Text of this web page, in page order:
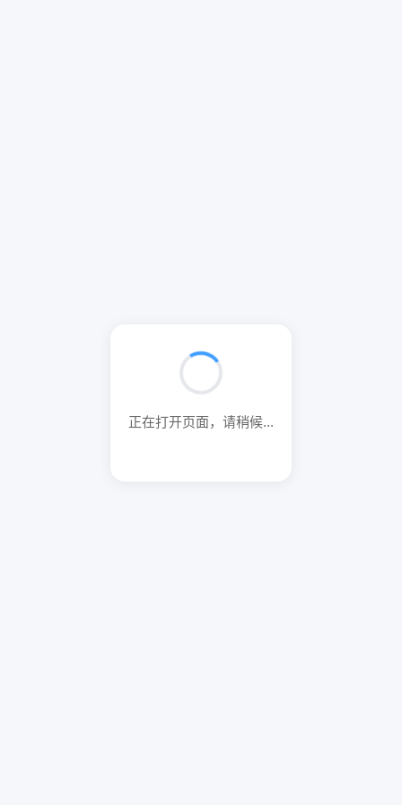
正在打开页面，请稍候...